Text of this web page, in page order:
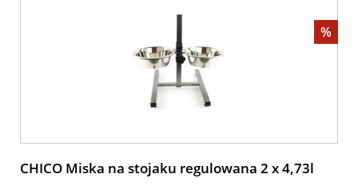
%
CHICO Miska na stojaku regulowana 2 x 4,73l